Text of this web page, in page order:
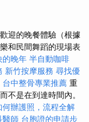
迎的晚餐體驗（根據
和民間舞蹈的現場表
的晚年 半自動咖啡
新竹按摩服務 尋找優
台中整骨專業推薦 重
不是在到達時間內。
何辦護照，流程全解
醫師 台胞證的申請步